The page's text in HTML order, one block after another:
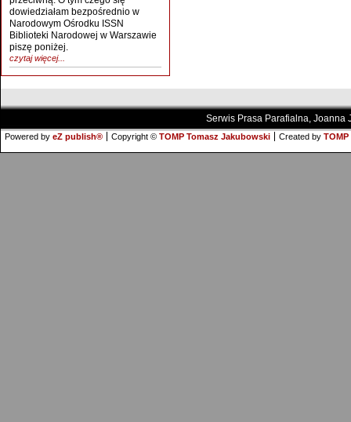
dowiedziałam bezpośrednio w
Narodowym Ośrodku ISSN
Biblioteki Narodowej w Warszawie
piszę poniżej.
czytaj więcej...
Serwis Prasa Parafialna, Joanna
Powered by eZ publish® Copyright © TOMP Tomasz Jakubowski Created by TOMP